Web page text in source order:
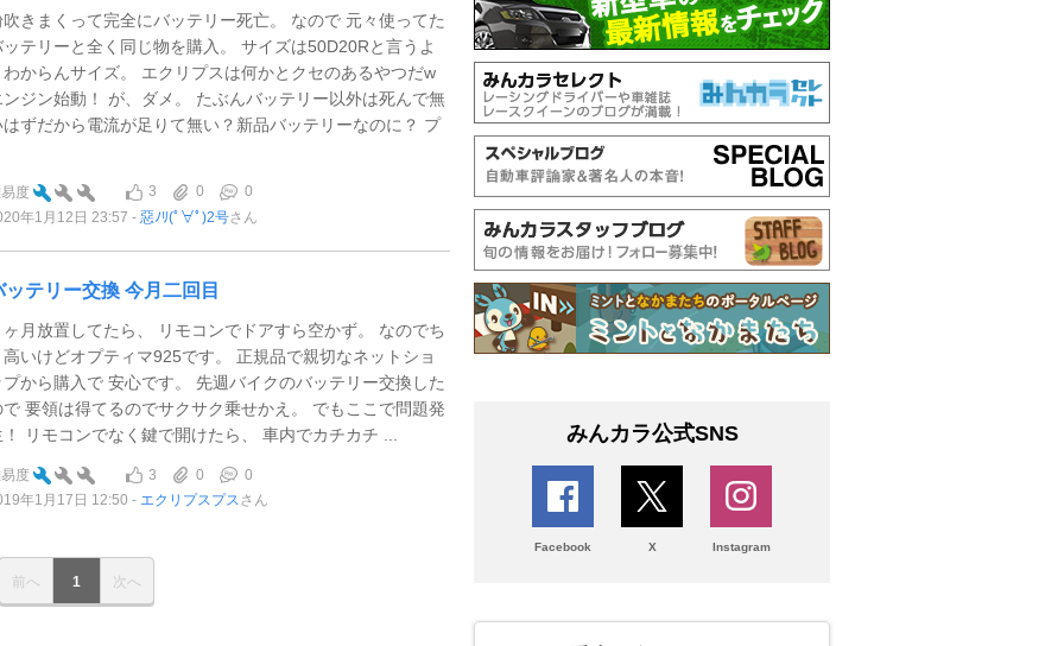
吹きまくって完全にバッテリー死亡。 なので 元々使ってた
ッテリーと全く同じ物を購入。 サイズは50D20Rと言うよ
わからんサイズ。 エクリプスは何かとクセのあるやつだw
ンジン始動！ が、ダメ。 たぶんバッテリー以外は死んで無
はずだから電流が足りて無い？新品バッテリーなのに？ プ
度 3 0
0
年1月12日 23:57
惡ﾉﾘ(ﾟ∀ﾟ)2号さん
ッテリー交換 今月二回目
ヶ月放置してたら、 リモコンでドアすら空かず。 なのでち
高いけどオプティマ925です。 正規品で親切なネットショ
プから購入で 安心です。 先週バイクのバッテリー交換した
で 要領は得てるのでサクサク乗せかえ。 でもここで問題発
！ リモコンでなく鍵で開けたら、 車内でカチカチ ...
度 3 0
0
年1月17日 12:50
エクリプスプスさん
前へ 1 次へ
みんカラ公式SNS
Facebook X Instagram